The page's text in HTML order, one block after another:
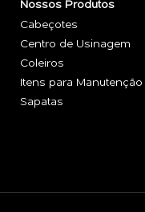
Nossos Produtos
Cabeçotes
Centro de Usinagem
Coleiros
Itens para Manutenção
Sapatas